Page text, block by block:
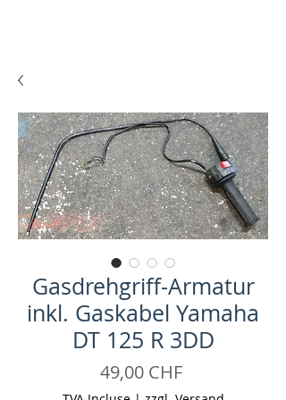
Gasdrehgriff-Armatur
inkl. Gaskabel Yamaha
DT 125 R 3DD
49,00 CHFPrix